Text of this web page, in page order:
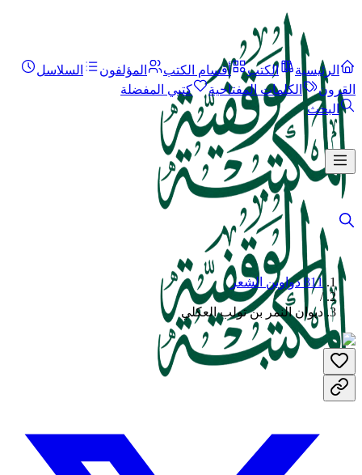
الرئيسية الكتب أقسام الكتب المؤلفون
السلاسل
القرون
الكلمات المفتاحية
كتبي المفضلة
البحث
811 دواوين الشعر
/
ديوان النمر بن تولب العكلي